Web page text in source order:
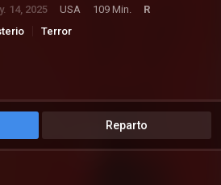
14, 2025 USA 109 Min.
R
Terror
Reparto